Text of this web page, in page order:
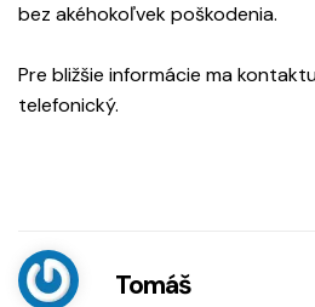
bez akéhokoľvek poškodenia.
Pre bližšie informácie ma
telefonický.
Tomáš